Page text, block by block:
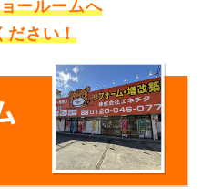
ールームへ
ださい！